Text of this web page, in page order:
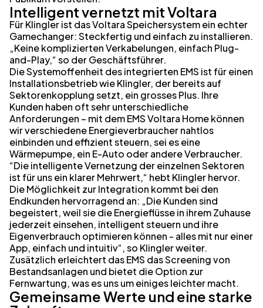
Intelligent vernetzt mit Voltara
Für Klingler ist das Voltara Speichersystem ein echter
Gamechanger: Steckfertig und einfach zu installieren.
„Keine komplizierten Verkabelungen, einfach Plug-
and-Play,“ so der Geschäftsführer.
Die Systemoffenheit des integrierten EMS ist für einen
Installationsbetrieb wie Klingler, der bereits auf
Sektorenkopplung setzt, ein grosses Plus. Ihre
Kunden haben oft sehr unterschiedliche
Anforderungen – mit dem EMS Voltara Home können
wir verschiedene Energieverbraucher nahtlos
einbinden und effizient steuern, sei es eine
Wärmepumpe, ein E-Auto oder andere Verbraucher.
“Die intelligente Vernetzung der einzelnen Sektoren
ist für uns ein klarer Mehrwert,“ hebt Klingler hervor.
Die Möglichkeit zur Integration kommt bei den
Endkunden hervorragend an: „Die Kunden sind
begeistert, weil sie die Energieflüsse in ihrem Zuhause
jederzeit einsehen, intelligent steuern und ihre
Eigenverbrauch optimieren können - alles mit nur einer
App, einfach und intuitiv“, so Klingler weiter.
Zusätzlich erleichtert das EMS das Screening von
Bestandsanlagen und bietet die Option zur
Fernwartung, was es uns um einiges leichter macht.
Gemeinsame Werte und eine starke